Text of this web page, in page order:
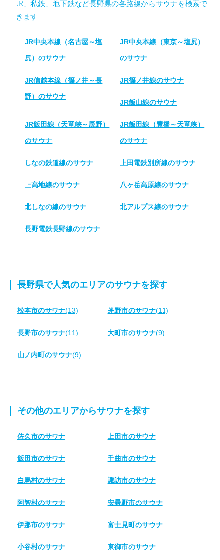
JR、私鉄、地下鉄など長野県の各路線からサウナを検索で
きます
JR中央本線（名古屋～塩
尻）のサウナ
JR中央本線（東京～塩尻）
のサウナ
JR信越本線（篠ノ井～長
野）のサウナ
JR篠ノ井線のサウナ
JR飯山線のサウナ
JR飯田線（天竜峡～辰野）
のサウナ
JR飯田線（豊橋～天竜峡）
のサウナ
しなの鉄道線のサウナ 上田電鉄別所線のサウナ
上高地線のサウナ 八ヶ岳高原線のサウナ
北しなの線のサウナ 北アルプス線のサウナ
長野電鉄長野線のサウナ
長野県で人気のエリアのサウナを探す
松本市のサウナ(13) 茅野市のサウナ(11)
長野市のサウナ(11) 大町市のサウナ(9)
山ノ内町のサウナ(9)
その他のエリアからサウナを探す
佐久市のサウナ 上田市のサウナ
飯田市のサウナ 千曲市のサウナ
白馬村のサウナ 諏訪市のサウナ
阿智村のサウナ 安曇野市のサウナ
伊那市のサウナ 富士見町のサウナ
小谷村のサウナ 東御市のサウナ